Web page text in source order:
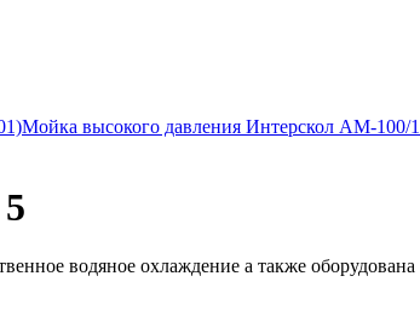
Мойка высокого давления Интерскол АМ-100/
водяное охлаждение а также